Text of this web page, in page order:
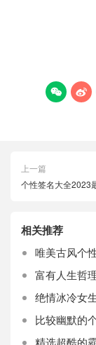
 
上一篇
个性签名大全2023
相关推荐
唯美古风个
富有人生哲
绝情冰冷女
比较幽默的
精选超酷的